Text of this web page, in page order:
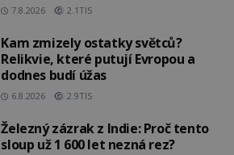
7.8.2026 2.1TIS
Kam zmizely ostatky světců?
Relikvie, které putují Evropou a
dodnes budí úžas
6.8.2026 2.9TIS
Železný zázrak z Indie: Proč tento
sloup už 1 600 let nezná rez?